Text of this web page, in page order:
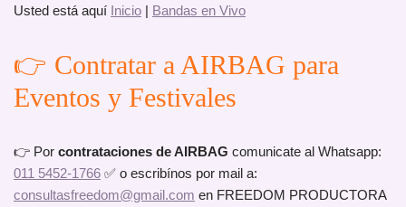
Usted está aquí Inicio | Bandas en Vivo
👉 Contratar a AIRBAG para
Eventos y Festivales
👉 Por contrataciones de AIRBAG comunicate al Whatsapp:
011 5452-1766 ✅ o escribínos por mail a:
consultasfreedom@gmail.com en FREEDOM PRODUCTORA